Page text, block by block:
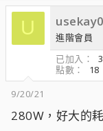
U
進階會員
已加入
點數
18
9/20/21
280W，好大的